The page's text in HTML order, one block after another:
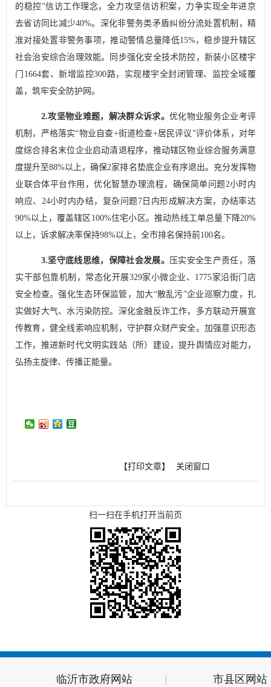
的稳控”信访工作理念，全力攻坚信访积案，力争实现全年进京
去省访同比减少40%。深化非警务类矛盾纠纷分流处置机制，精
准对接处置非警务事项，推动警情总量降低15%，稳步提升辖区
社会治安综合治理效能。同步强化安全技术防控，新装小区楼宇
门 1664套、新增监控300路，实现楼宇全封闭管理、监控全域覆
盖，筑牢安全防护网。
2.攻坚物业难题，解决群众诉求。 优化物业服务企业考评
机制，严格落实“物业自查+街道检查+居民评议”评价体系，对年
度综合排名末位企业启动清退程序，推动辖区物业综合服务满意
度提升至88%以上，确保2家排名垫底企业有序退出。 充分发挥物
业联合体平台作用，优化智慧办理流程，确保简单问题2小时内
响应、 24小时内办结，复杂问题7日内形成解决方案，办结率达
90%以上，覆盖辖区 100%住宅小区。推动热线工单总量下降20%
以上，诉求解决率保持98%以上，全市排名保持前100名。
3.坚守底线思维，保障社会发展。 压实安全生产责任，落
实干部包靠机制，常态化开展329家小微企业、 1775家沿街门店
安全检查。强化生态环保监管，加大“散乱污”企业巡察力度，扎
实做好大气、水污染防控。深化金融反诈工作，多方联动开展宣
传教育，健全线索响应机制，守护群众财产安全。加强意识形态
工作，推进新时代文明实践站（所）建设，提升舆情应对能力，
弘扬主旋律、传播正能量。
【打印文章】 关闭窗口
扫一扫在手机打开当前页